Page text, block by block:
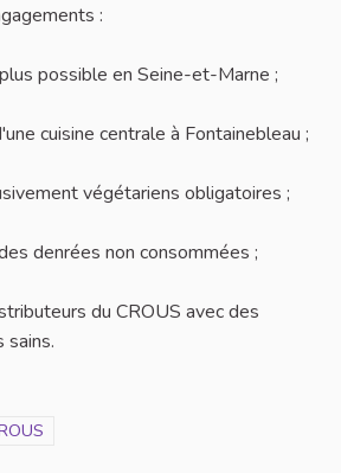
:
possible en Seine-et-Marne ;
cuisine centrale à Fontainebleau ;
végétariens obligatoires ;
denrées non consommées ;
du CROUS avec des
sains.
la catégorie : Engagements du CROUS